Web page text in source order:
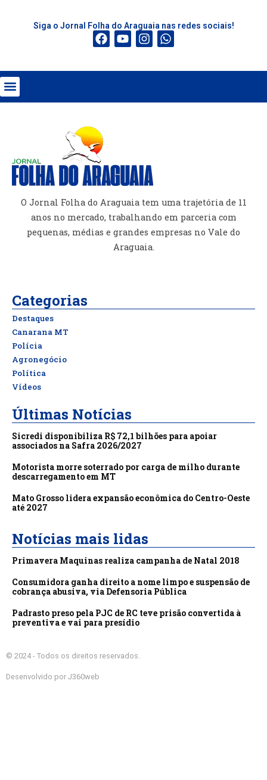
Siga o Jornal Folha do Araguaia nas redes sociais!
O Jornal Folha do Araguaia tem uma trajetória de 11
anos no mercado, trabalhando em parceria com
pequenas, médias e grandes empresas no Vale do
Araguaia.
Categorias
Destaques
Canarana MT
Polícia
Agronegócio
Política
Vídeos
Últimas Notícias
Sicredi disponibiliza R$ 72,1 bilhões para apoiar
associados na Safra 2026/2027
Motorista morre soterrado por carga de milho durante
descarregamento em MT
Mato Grosso lidera expansão econômica do Centro-Oeste
até 2027
Notícias mais lidas
Primavera Maquinas realiza campanha de Natal 2018
Consumidora ganha direito a nome limpo e suspensão de
cobrança abusiva, via Defensoria Pública
Padrasto preso pela PJC de RC teve prisão convertida à
preventiva e vai para presídio
© 2024 - Todos os direitos reservados.
Desenvolvido por J360web